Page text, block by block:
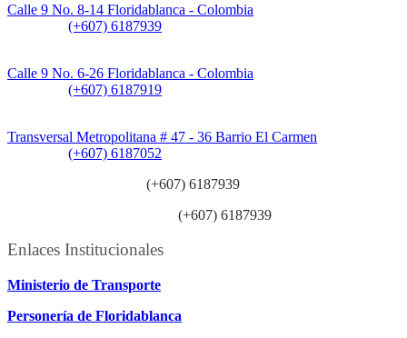
Calle 9 No. 8-14 Floridablanca - Colombia
(+607) 6187939
Calle 9 No. 6-26 Floridablanca - Colombia
(+607) 6187919
Transversal Metropolitana # 47 - 36 Barrio El Carmen
(+607) 6187052
(+607) 6187939
(+607) 6187939
Enlaces Institucionales
Ministerio de Transporte
Personería de Floridablanca